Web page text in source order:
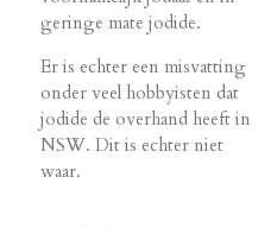
geringe mate jodide.
Er is echter een misvatting
onder veel hobbyisten dat
jodide de overhand heeft in
NSW. Dit is echter niet
waar.